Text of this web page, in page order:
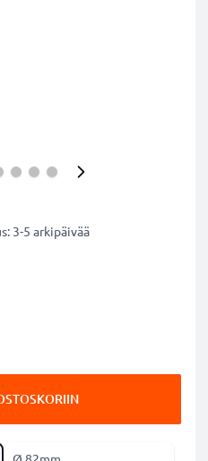
3-5 arkipäivää